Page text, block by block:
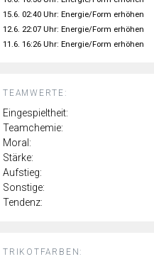
TRIKOTFARBEN:
TEAMWERTE:
Eingespieltheit:
Teamchemie:
Moral:
Stärke:
Aufstieg:
Sonstige:
Tendenz:
15.6. 02:40 Uhr: Energie/Form erhöhen
12.6. 22:07 Uhr: Energie/Form erhöhen
11.6. 16:26 Uhr: Energie/Form erhöhen